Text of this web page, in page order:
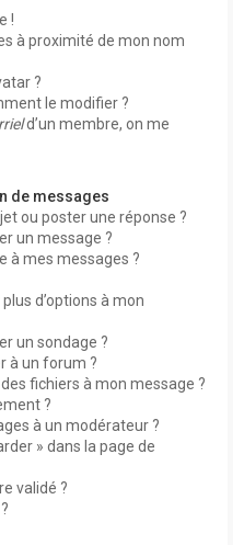
!
à proximité de mon nom
?
le modifier ?
d’un membre, on me
de messages
ou poster une réponse ?
un message ?
à mes messages ?
d’options à mon
un sondage ?
à un forum ?
fichiers à mon message ?
?
à un modérateur ?
» dans la page de
validé ?